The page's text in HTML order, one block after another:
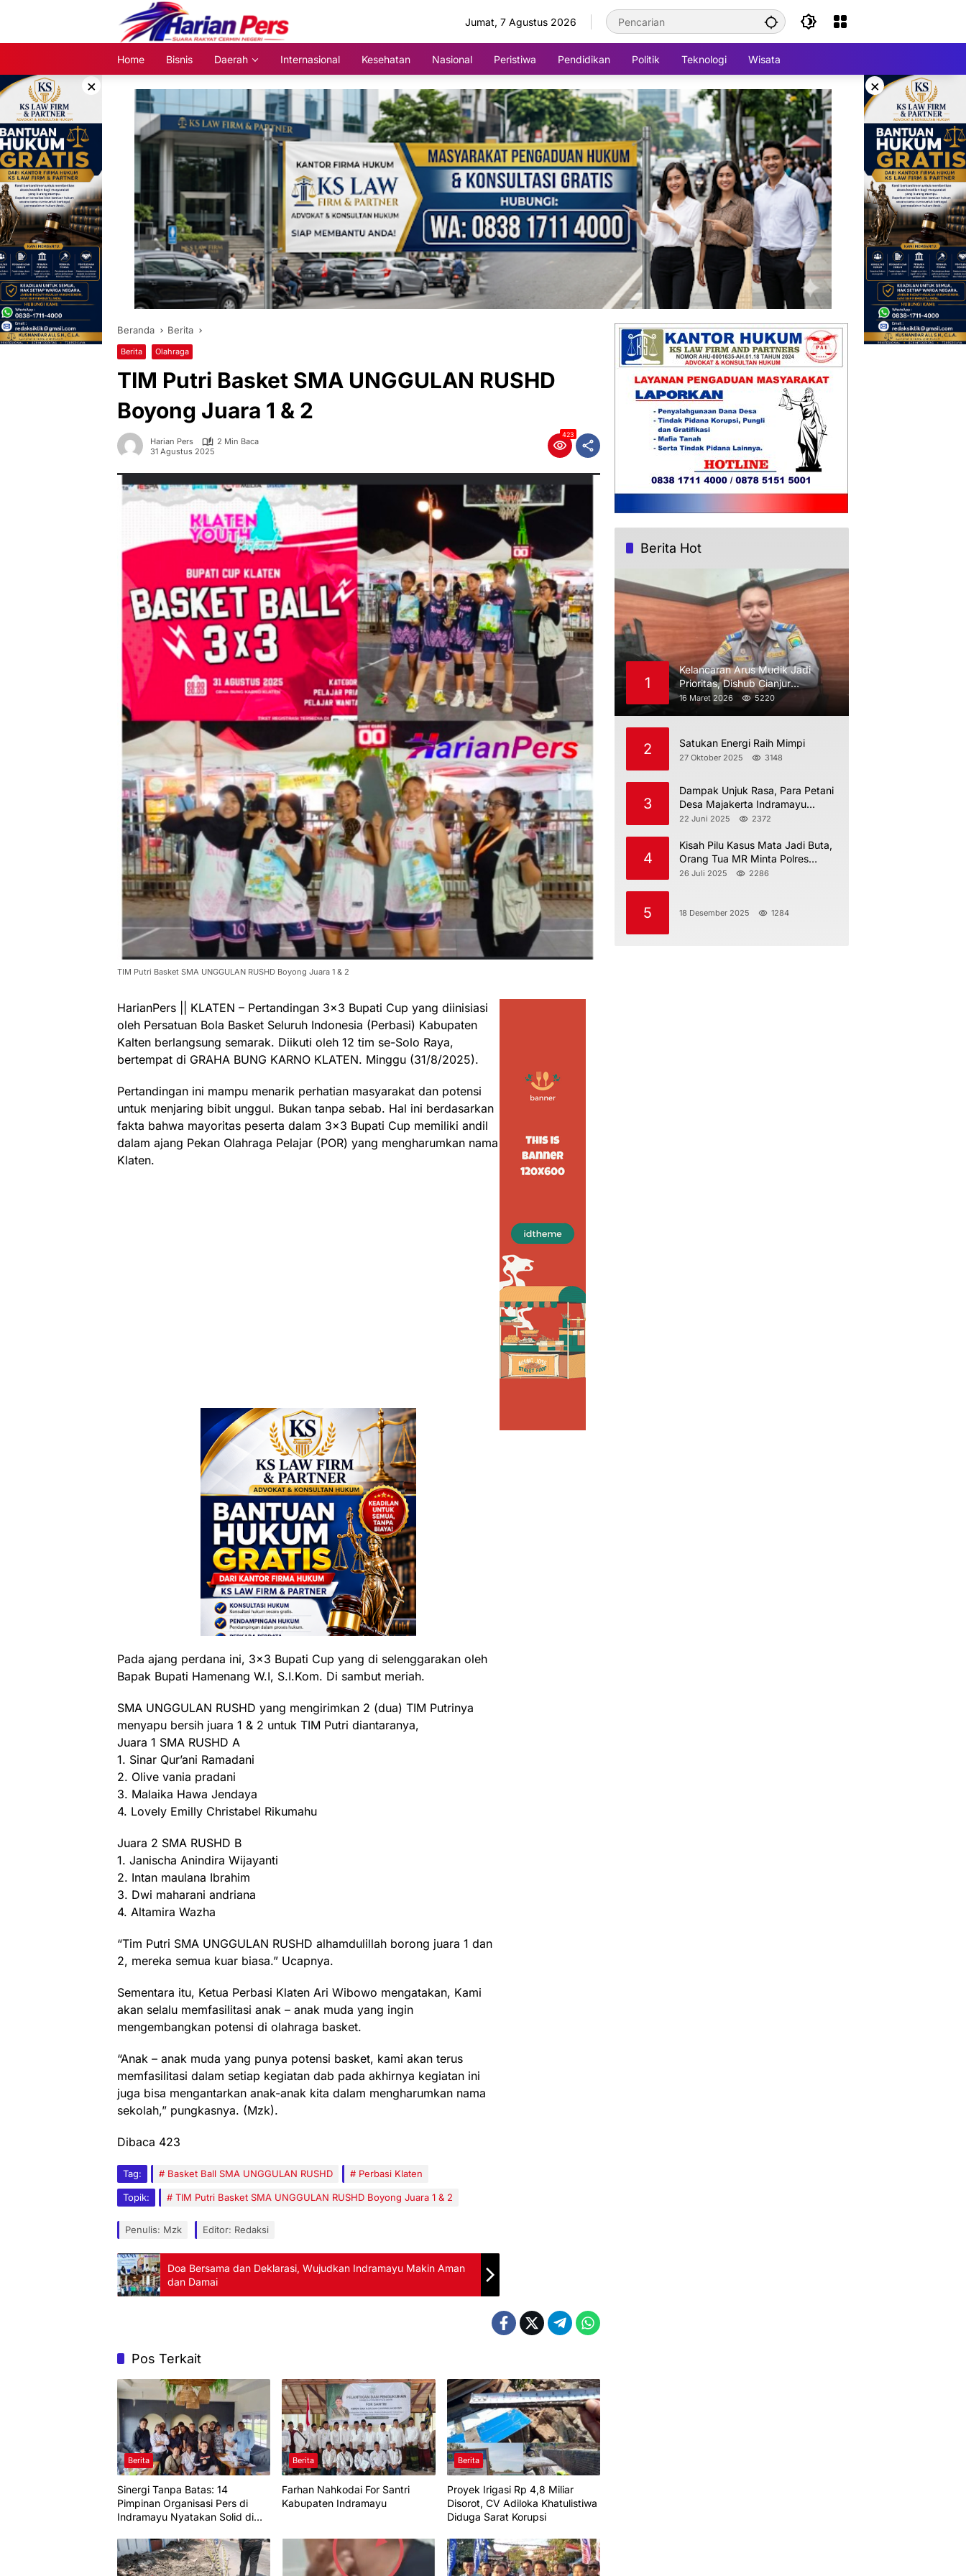
Jumat, 7 Agustus 2026
Home Bisnis Daerah Internasional Kesehatan Nasional Peristiwa Pendidikan Politik Teknologi Wisata
× ×
Beranda Berita
Berita Olahraga
TIM Putri Basket SMA UNGGULAN RUSHD
Boyong Juara 1 & 2
Harian Pers
2 Min Baca
31 Agustus 2025
423
TIM Putri Basket SMA UNGGULAN RUSHD Boyong Juara 1 & 2
HarianPers || KLATEN – Pertandingan 3×3 Bupati Cup yang diinisiasi
oleh Persatuan Bola Basket Seluruh Indonesia (Perbasi) Kabupaten
Kalten berlangsung semarak. Diikuti oleh 12 tim se-Solo Raya,
bertempat di GRAHA BUNG KARNO KLATEN. Minggu (31/8/2025).
Pertandingan ini mampu menarik perhatian masyarakat dan potensi
untuk menjaring bibit unggul. Bukan tanpa sebab. Hal ini berdasarkan
fakta bahwa mayoritas peserta dalam 3×3 Bupati Cup memiliki andil
dalam ajang Pekan Olahraga Pelajar (POR) yang mengharumkan nama
Klaten.
Pada ajang perdana ini, 3×3 Bupati Cup yang di selenggarakan oleh
Bapak Bupati Hamenang W.I, S.I.Kom. Di sambut meriah.
SMA UNGGULAN RUSHD yang mengirimkan 2 (dua) TIM Putrinya
menyapu bersih juara 1 & 2 untuk TIM Putri diantaranya,
Juara 1 SMA RUSHD A
1. Sinar Qur’ani Ramadani
2. Olive vania pradani
3. Malaika Hawa Jendaya
4. Lovely Emilly Christabel Rikumahu
Juara 2 SMA RUSHD B
1. Janischa Anindira Wijayanti
2. Intan maulana Ibrahim
3. Dwi maharani andriana
4. Altamira Wazha
“Tim Putri SMA UNGGULAN RUSHD alhamdulillah borong juara 1 dan
2, mereka semua kuar biasa.” Ucapnya.
Sementara itu, Ketua Perbasi Klaten Ari Wibowo mengatakan, Kami
akan selalu memfasilitasi anak – anak muda yang ingin
mengembangkan potensi di olahraga basket.
“Anak – anak muda yang punya potensi basket, kami akan terus
memfasilitasi dalam setiap kegiatan dab pada akhirnya kegiatan ini
juga bisa mengantarkan anak-anak kita dalam mengharumkan nama
sekolah,” pungkasnya. (Mzk).
Dibaca 423
Tag: Basket Ball SMA UNGGULAN RUSHD Perbasi Klaten
Topik: TIM Putri Basket SMA UNGGULAN RUSHD Boyong Juara 1 & 2
Penulis: Mzk Editor: Redaksi
Doa Bersama dan Deklarasi, Wujudkan Indramayu Makin Aman
dan Damai
Pos Terkait
Berita
Sinergi Tanpa Batas: 14
Pimpinan Organisasi Pers di
Indramayu Nyatakan Solid di
Berita
Farhan Nahkodai For Santri
Kabupaten Indramayu
Berita
Proyek Irigasi Rp 4,8 Miliar
Disorot, CV Adiloka Khatulistiwa
Diduga Sarat Korupsi
Berita Hot
1
Kelancaran Arus Mudik Jadi
Prioritas, Dishub Cianjur
Maksimalkan Pengawasan
16 Maret 2026 5220
2 Satukan Energi Raih Mimpi
27 Oktober 2025 3148
3
Dampak Unjuk Rasa, Para Petani
Desa Majakerta Indramayu
Dilarang Menggarap
22 Juni 2025 2372
4
Kisah Pilu Kasus Mata Jadi Buta,
Orang Tua MR Minta Polres
Indramayu Jangan Berdiam Diri
26 Juli 2025 2286
5 18 Desember 2025 1284